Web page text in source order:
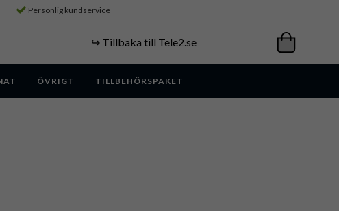
Personlig kundservice
↪️ Tillbaka till Tele2.se
ÖVRIGT TILLBEHÖRSPAKET